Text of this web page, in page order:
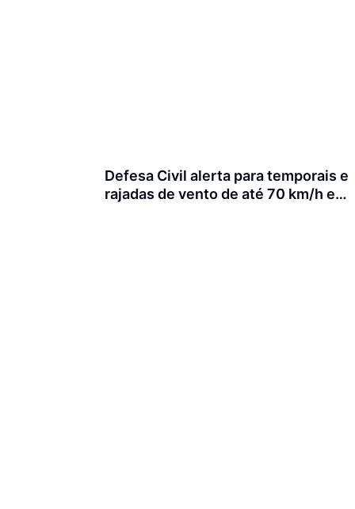
Defesa Civil alerta para temporais e
rajadas de vento de até 70 km/h em